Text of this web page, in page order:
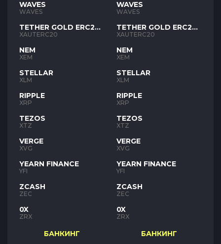
WAVES
WAVES
TETHER GOLD ERC20
XAUT
XAUTERC20
NEM
XEM
STELLAR
XLM
RIPPLE
XRP
TEZOS
XTZ
VERGE
XVG
YEARN FINANCE
YFI
ZCASH
ZEC
0X
ZRX
БАНКИНГ
WAVES
WAVES
TETHER GOLD ERC20
XAUT
XAUTERC20
NEM
XEM
STELLAR
XLM
RIPPLE
XRP
TEZOS
XTZ
VERGE
XVG
YEARN FINANCE
YFI
ZCASH
ZEC
0X
ZRX
БАНКИНГ